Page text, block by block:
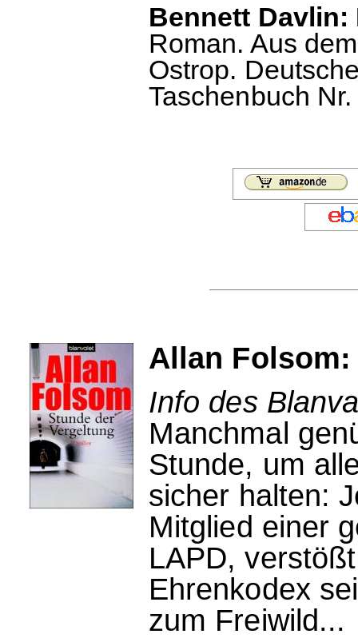
Bennett Davlin:
Roman. Aus
Ostrop.
Taschenbuch
Allan
Info des
Manchmal
Stunde, um
sicher halten:
Mitglied einer
LAPD,
Ehrenkodex
zum Freiwild...